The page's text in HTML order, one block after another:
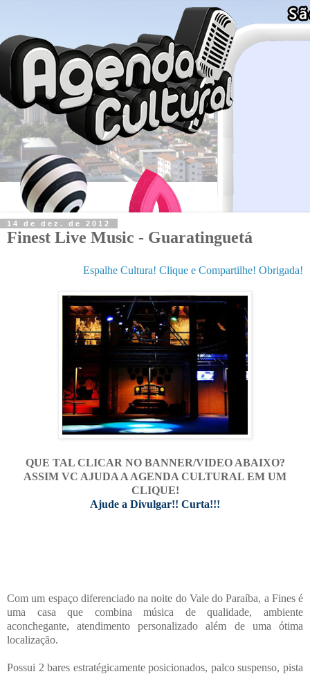
14 de dez. de 2012
Finest Live Music - Guaratinguetá
Espalhe Cultura! Clique e Compartilhe! Obrigada!
QUE TAL CLICAR NO BANNER/VIDEO ABAIXO?
ASSIM VC AJUDA A AGENDA CULTURAL EM UM
CLIQUE!
Ajude a Divulgar!! Curta!!!
Com um espaço diferenciado na noite do Vale do Paraíba, a Fines é
uma casa que combina música de qualidade, ambiente
aconchegante, atendimento personalizado além de uma ótima
localização.
Possui 2 bares estratégicamente posicionados, palco suspenso, pista